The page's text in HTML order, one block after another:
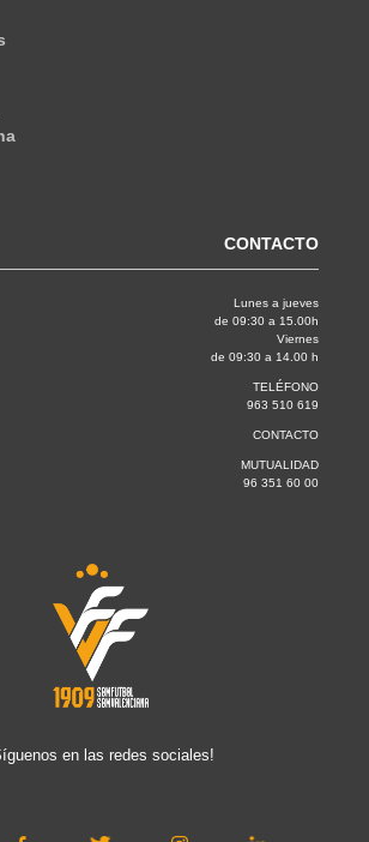
CONTACTO
Lunes a jueves
de 09:30 a 15.00h
Viernes
de 09:30 a 14.00 h
TELÉFONO
963 510 619
CONTACTO
MUTUALIDAD
96 351 60 00
en las redes sociales!